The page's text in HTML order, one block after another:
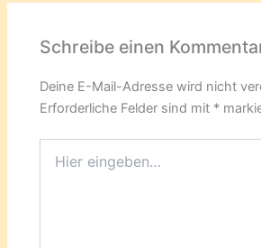
Schreibe einen
Deine E-Mail-Adresse wird nicht
Erforderliche Felder sind mit *
eingeben…